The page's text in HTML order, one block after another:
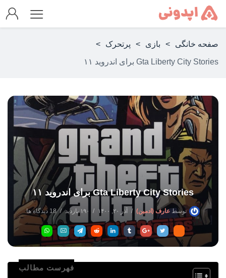
صفحه خانگی > بازی > پرتحرک >
Gta Liberty City Stories برای اندروید ۱۱
Gta Liberty City Stories برای اندروید ۱۱
توسط عارف (ادمین) آذر ۲۰, ۱۴۰۰ ۱۹۰ بازدید 18 دیدگاه ها
فهرست مطالب